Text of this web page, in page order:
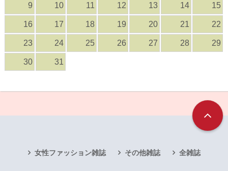
9 10 11 12 13 14 15
16 17 18 19 20 21 22
23 24 25 26 27 28 29
30 31
女性ファッション雑誌 その他雑誌 全雑誌